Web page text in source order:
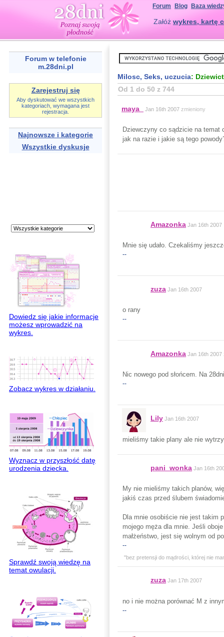
Forum Blog Baza
Załóż wykres, kartę
Forum w telefonie
m.28dni.pl
Zarejestruj się
Aby dyskutować we wszystkich
kategoriach, wymagana jest
rejestracja.
Najnowsze i kategorie
Wszystkie dyskusje
Dowiedz się jakie informacje
możesz wprowadzić na
wykres.
Zobacz wykres w działaniu.
Wyznacz w przyszłość datę
urodzenia dziecka.
Sprawdź swoją wiedzę na
temat owulacji.
Milosc, Seks, uczucia:
Od 1 do 50 z 744
maya_ Jan 16th 2007 zmieniony
Dziewczyny co sądzicie na temat
jak na razie i jakie są tego
Amazonka Jan 16th 2007
Mnie się udało. Czekaliśmy
--
zuza Jan 16th 2007
o rany
--
Amazonka Jan 16th 2007
Nic nowego pod słońcem. Na
--
Lily Jan 16th 2007
mieliśmy takie plany ale nie
pani_wonka Jan 16th
My nie mieliśmy takich planów,
jakiś czas przed ślubem
Dla mnie osobiście nie jest takim
mojego męża dla mnie. Jeśli
małżeństwo, jest się wolnym od
--
"bez pretensji do mądrości, której nie
zuza Jan 17th 2007
no i nie można porównać M z
--